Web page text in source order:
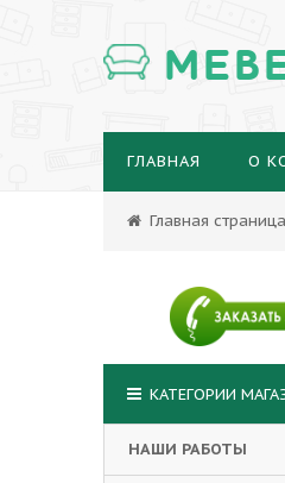
ГЛАВНАЯ О
Главная страница
КАТЕГОРИИ
НАШИ РАБОТЫ